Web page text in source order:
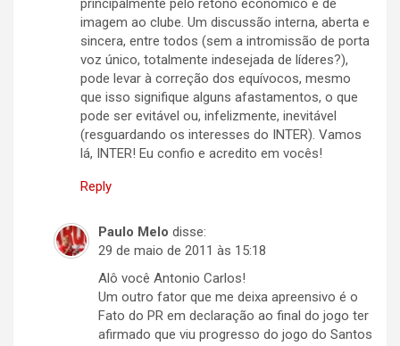
principalmente pelo retono economico e de
imagem ao clube. Um discussão interna, aberta e
sincera, entre todos (sem a intromissão de porta
voz único, totalmente indesejada de líderes?),
pode levar à correção dos equívocos, mesmo
que isso signifique alguns afastamentos, o que
pode ser evitável ou, infelizmente, inevitável
(resguardando os interesses do INTER). Vamos
lá, INTER! Eu confio e acredito em vocês!
Reply
Paulo Melo disse:
29 de maio de 2011 às 15:18
Alô você Antonio Carlos!
Um outro fator que me deixa apreensivo é o
Fato do PR em declaração ao final do jogo ter
afirmado que viu progresso do jogo do Santos